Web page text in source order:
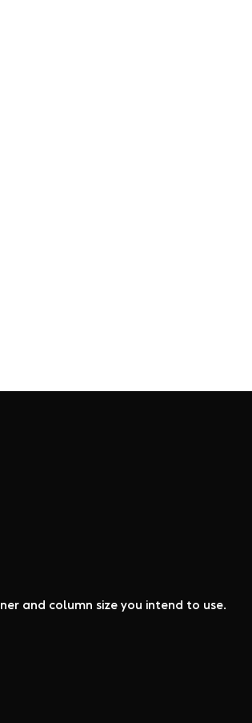
and column size you intend to use.